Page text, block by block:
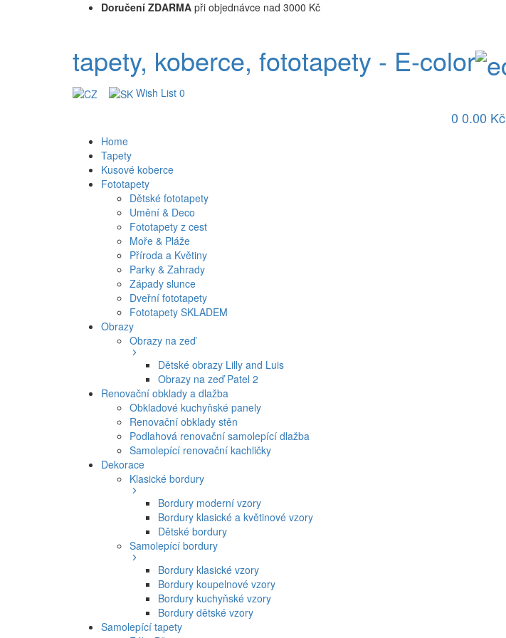
Doručení ZDARMA při objednávce nad 3000 Kč
tapety, koberce, fototapety - E-color
Wish List 0
0 0.00 Kč
Home
Tapety
Kusové koberce
Fototapety
Dětské fototapety
Umění & Deco
Fototapety z cest
Moře & Pláže
Příroda a Květiny
Parky & Zahrady
Západy slunce
Dveřní fototapety
Fototapety SKLADEM
Obrazy
Obrazy na zeď
Dětské obrazy Lilly and Luis
Obrazy na zeď Patel 2
Renovační obklady a dlažba
Obkladové kuchyňské panely
Renovační obklady stěn
Podlahová renovační samolepící dlažba
Samolepící renovační kachličky
Dekorace
Klasické bordury
Bordury moderní vzory
Bordury klasické a květinové vzory
Dětské bordury
Samolepící bordury
Bordury klasické vzory
Bordury koupelnové vzory
Bordury kuchyňské vzory
Bordury dětské vzory
Samolepící tapety